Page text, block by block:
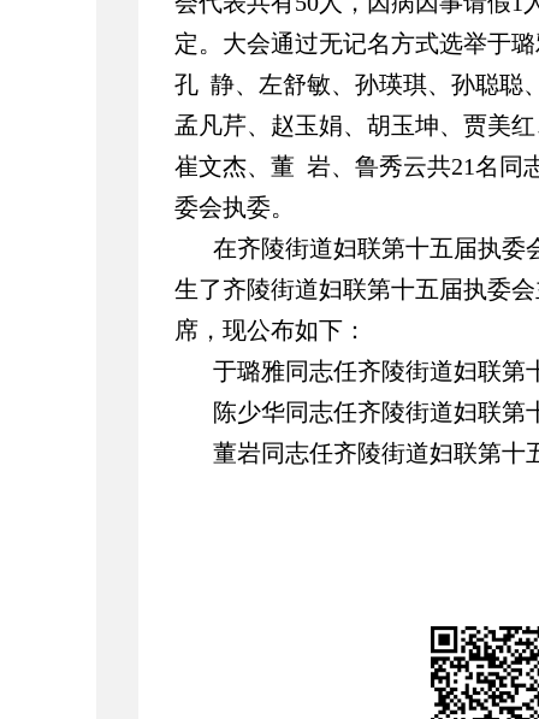
定。大会通过无记名方式选举于
孔 静、左舒敏、孙瑛琪、孙聪聪
孟凡芹、赵玉娟、胡玉坤、贾美
崔文杰、董 岩、鲁秀云共21名同
委会执委。
在齐陵街道妇联第十五届执委
生了齐陵街道妇联第十五届执委
席，现公布如下：
于璐雅同志任齐陵街道妇联第
陈少华同志任齐陵街道妇联第
董岩同志任齐陵街道妇联第十